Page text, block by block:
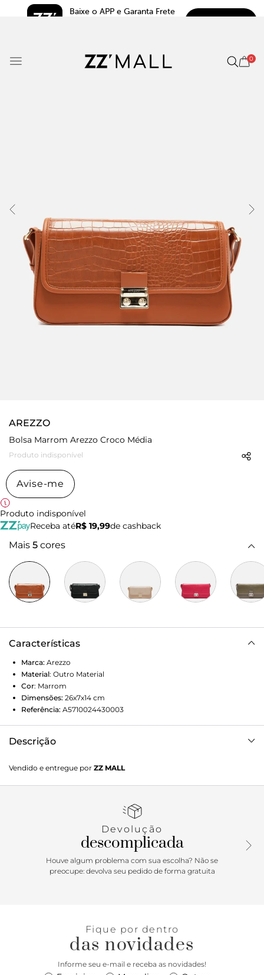
Baixe o APP e Garanta Frete
0
AREZZO
Bolsa Marrom Arezzo Croco Média
Produto indisponível
Avise-me
Produto indisponível
Receba atéR$ 19,99de cashback
Mais 5 cores
Características
Marca: Arezzo
Material: Outro Material
Cor: Marrom
Dimensões: 26x7x14 cm
Referência: A5710024430003
Descrição
fechamento em imã e detalhe em dourado. Com alça
comprida e ajustável, forro rosa na parte interna.
Vendido e entregue por ZZ MALL
Devolução
descomplicada
Houve algum problema com sua escolha? Não se
preocupe: devolva seu pedido de forma gratuita
Fique por dentro
das novidades
Informe seu e-mail e receba as novidades!